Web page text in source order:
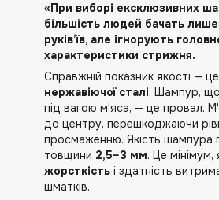
«При виборі ексклюзивних
більшість людей бачать
руків’їв, але ігнорують
характеристики стрижня.
Справжній показник якості — це
нержавіючої сталі. Шампур,
під вагою м'яса, — це провал.
до центру, перешкоджаючи
просмаженню. Якість шампура
товщини 2,5–3 мм. Це мінімум,
жорсткість і здатність
шматків.